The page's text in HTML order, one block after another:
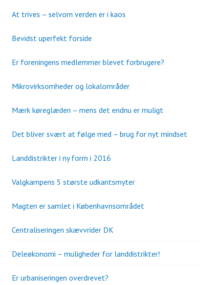
At trives – selvom verden er i kaos
Bevidst uperfekt forside
Er foreningens medlemmer blevet forbrugere?
Mikrovirksomheder og lokalområder
Mærk køreglæden – mens det endnu er muligt
Det bliver svært at følge med – brug for nyt mindset
Landdistrikter i ny form i 2016
Valgkampens 5 største udkantsmyter
Magten er samlet i Københavnsområdet
Centraliseringen skævvrider DK
Deleøkonomi – muligheder for landdistrikter!
Er urbaniseringen overdrevet?